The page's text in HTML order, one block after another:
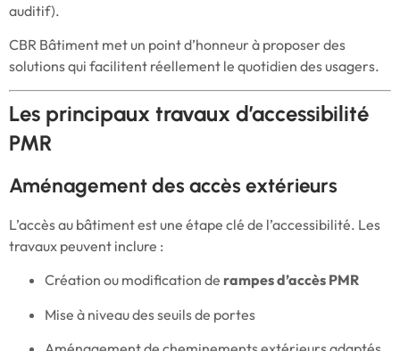
auditif).
CBR Bâtiment met un point d’honneur à proposer des
solutions qui facilitent réellement le quotidien des usagers.
Les principaux travaux d’accessibilité
PMR
Aménagement des accès extérieurs
L’accès au bâtiment est une étape clé de l’accessibilité. Les
travaux peuvent inclure :
Création ou modification de rampes d’accès PMR
Mise à niveau des seuils de portes